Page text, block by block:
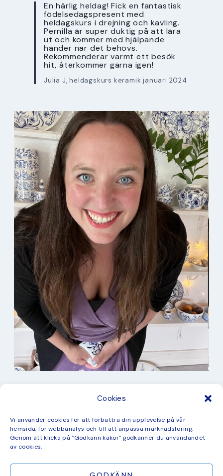
Cookies
Vi använder cookies för att förbättra din upplevelse på vår
hemsida, för webbanalys och till att anpassa marknadsföring.
Genom att klicka på ”Godkänn kakor” godkänner du användandet
av cookies.
En härlig heldag! Fick en fantastisk
födelsedagspresent med
heldagskurs i drejning och kavling.
Pernilla är super duktig på att lära
ut och kommer med hjälpande
händer när det behövs.
Rekommenderar varmt ett besök
hit, återkommer gärna igen!
Julia J, heldagskurs keramik januari 2024
Kurser
Måleri
mina favorit recept
Mönster